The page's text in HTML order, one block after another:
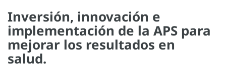
Inversión, innovación e
implementación de la APS para
mejorar los resultados en
salud.